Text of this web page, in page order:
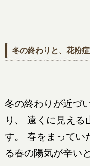
冬の終わりと、花粉
冬の終わりが近づ
り、 遠くに見える
す。 春をまってい
る春の陽気が辛い